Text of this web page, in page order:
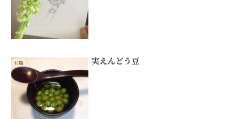
お店 実えんどう豆